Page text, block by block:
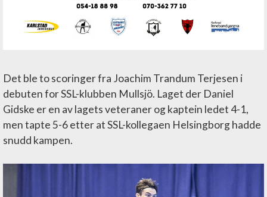
Det ble to scoringer fra Joachim Trandum Terjesen i
debuten for SSL-klubben Mullsjö. Laget der Daniel
Gidske er en av lagets veteraner og kaptein ledet 4-1,
men tapte 5-6 etter at SSL-kollegaen Helsingborg hadde
snudd kampen.